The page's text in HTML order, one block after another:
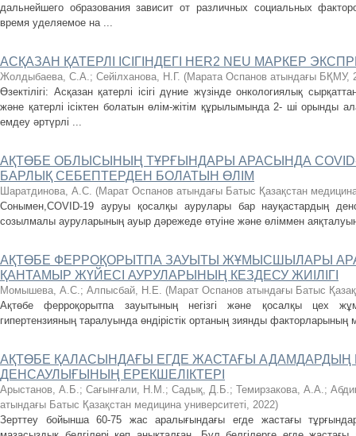
дальнейшего образования зависит от различных социальных
время уделяемое на ...
АСҚАЗАН ҚАТЕРЛІ ІСІГІНДЕГІ HЕR2 NEU МАРКЕР
Жолдыбаева, С.А.; Сейілханова, Н.Г. (Марата Оспанов атындағы БҚМУ,
Өзектілігі: Асқазан қатерлі ісігі дүние жүзінде онкологиялық
және қатерлі ісіктен болатын өлім-жітім құрылымында 2- ші орынды
емдеу әртүрлі ...
АҚТӨБЕ ОБЛЫСЫНЫҢ ТҰРҒЫНДАРЫ АРАСЫНДА
БАРЛЫҚ СЕБЕПТЕРДЕН БОЛАТЫН ӨЛІМ
Шаратдинова, А.С. (Марат Оспанов атындағы Батыс Қазақстан медицина
Сонымен,COVID-19 ауруы қосалқы аурулары бар науқастардың
созылмалы ауруларының ауыр дәрежеде өтуіне және өліммен
АҚТӨБЕ ФЕРРОҚОРЫТПА ЗАУЫТЫ ЖҰМЫСШЫЛАРЫ
ҚАНТАМЫР ЖҮЙЕСІ АУРУЛАРЫНЫҢ КЕЗДЕСУ ЖИІЛІГІ
Момышева, А.С.; Алпысбай, Н.Е. (Марат Оспанов атындағы Батыс
Ақтөбе ферроқорытпа зауытының негізгі және қосалқы цех
гипертензияның таралуында өндірістік ортаның зиянды
АҚТӨБЕ ҚАЛАСЫНДАҒЫ ЕГДЕ ЖАСТАҒЫ
ДЕНСАУЛЫҒЫНЫҢ ЕРЕКШЕЛІКТЕРІ
Арыстанов, А.Б.; Сағынғали, Н.М.; Садық, Д.Б.; Темирзакова, А.А.;
атындағы Батыс Қазақстан медицина университеті, 2022)
Зерттеу бойынша 60-75 жас аралығындағы егде жастағы